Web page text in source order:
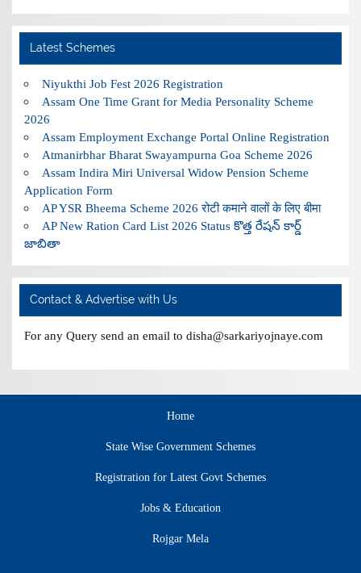
Latest Schemes
Niyukthi Job Fest 2026 Registration
Assam One Time Grant for Media Personality Scheme
2026
Assam Employment Exchange Portal Online Registration
Atmanirbhar Bharat Swayampurna Goa Scheme 2026
Assam Indira Miri Universal Widow Pension Scheme
Application Form
AP YSR Bheema Scheme 2026 रोटी कमाने वालों के लिए बीमा
AP New Ration Card List 2026 Status కొత్త రేషన్ కార్డ్
జాబితా
Contact & Advertise with Us
For any Query send an email to disha@sarkariyojnaye.com
Home
State Wise Government Schemes
Registration for Latest Govt Schemes
Jobs & Education
Rojgar Mela